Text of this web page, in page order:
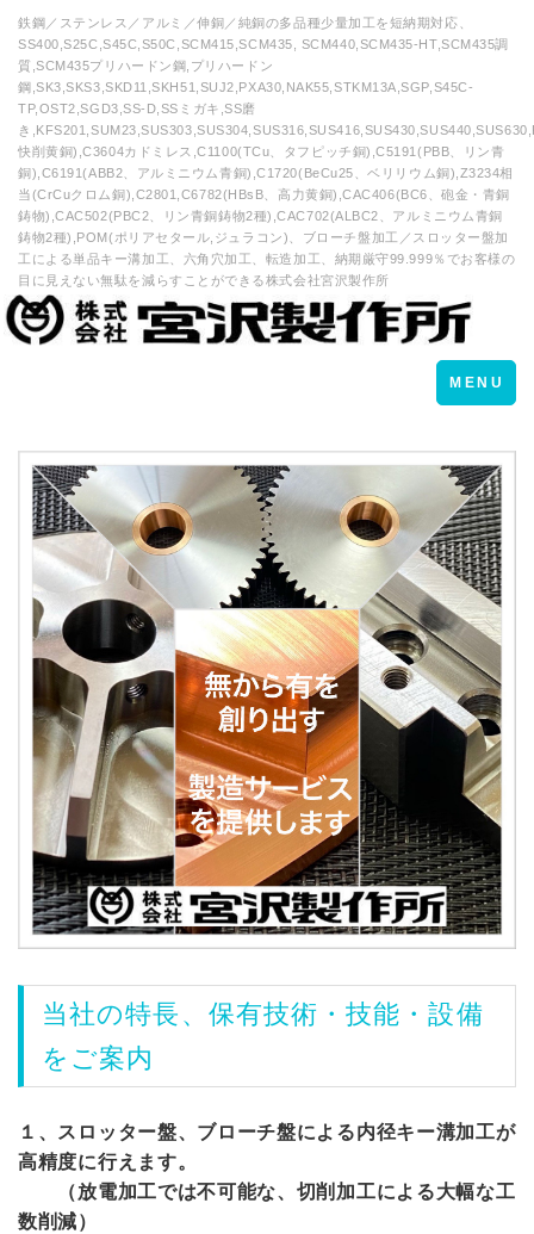
鉄鋼／ステンレス／アルミ／伸銅／純銅の多品種少量加工を短納期対応、
SS400,S25C,S45C,S50C,SCM415,SCM435, SCM440,SCM435-HT,SCM435調
質,SCM435プリハードン鋼,プリハードン
鋼,SK3,SKS3,SKD11,SKH51,SUJ2,PXA30,NAK55,STKM13A,SGP,S45C-
TP,OST2,SGD3,SS-D,SSミガキ,SS磨
き
快削黄銅),C3604カドミレス,C1100(TCu、タフピッチ銅),C5191(PBB、リン青
銅),C6191(ABB2、アルミニウム青銅),C1720(BeCu25、ベリリウム銅),Z3234相
当(CrCuクロム銅),C2801,C6782(HBsB、高力黄銅),CAC406(BC6、砲金・青銅
鋳物),CAC502(PBC2、リン青銅鋳物2種),CAC702(ALBC2、アルミニウム青銅
鋳物2種),POM(ポリアセタール,ジュラコン)、ブローチ盤加工／スロッター盤加
工による単品キー溝加工、六角穴加工、転造加工、納期厳守99.999％でお客様の
目に見えない無駄を減らすことができる株式会社宮沢製作所
Toggle
navigation
MENU
当社の特長、保有技術・技能・設備
をご案内
１、スロッター盤、ブローチ盤による内径キー溝加工が
高精度に行えます。
（放電加工では不可能な、切削加工による大幅な工
数削減）